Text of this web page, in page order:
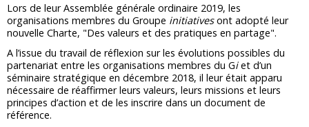
Lors de leur Assemblée générale ordinaire 2019, les
organisations membres du Groupe initiativesont adopté leur
nouvelle Charte, "Des valeurs et des pratiques en partage".
A l’issue du travail de réflexion sur les évolutions possibles du
partenariat entre les organisations membres du Giet d’un
séminaire stratégique en décembre 2018, il leur était apparu
nécessaire de réaffirmer leurs valeurs, leurs missions et leurs
principes d’action et de les inscrire dans un document de
référence.